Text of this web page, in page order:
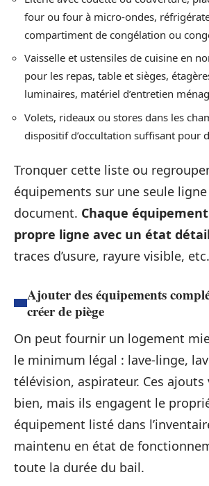
four ou four à micro-ondes,
compartiment de congélation ou
Vaisselle et ustensiles de cuisine en
pour les repas, table et sièges,
luminaires, matériel d’entretien
Volets, rideaux ou stores dans les
dispositif d’occultation suffisant pour
Tronquer cette liste ou
équipements sur une seule
document. Chaque
propre ligne avec un état
traces d’usure, rayure visible,
Ajouter des équipements
créer de piège
On peut fournir un logement
le minimum légal : lave-linge,
télévision, aspirateur. Ces
bien, mais ils engagent le
équipement listé dans
maintenu en état de
toute la durée du bail.